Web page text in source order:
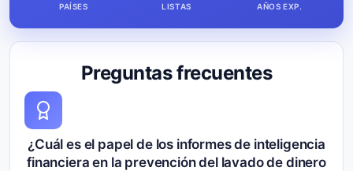
Preguntas frecuentes
¿Cuál es el papel de los informes de inteligencia
financiera en la prevención del lavado de dinero
PAÍSES LISTAS AÑOS EXP.